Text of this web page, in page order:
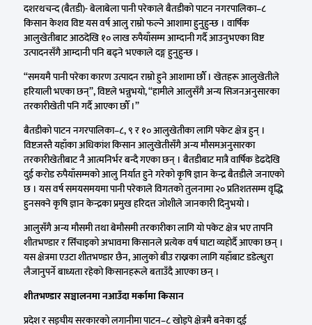
दशरथचन्द (बैतडी)- बेलाबेला पानी परेकाले बैतडीको पाटन नगरपालिका–८
किसान केशव विष्ट यस वर्ष आलु राम्रो फल्ने आशामा हुनुहुन्छ । वार्षिक
आलुखेतीबाट आठदेखि १० लाख रुपैयाँसम्म आम्दानी गर्दै आउनुभएका विष्ट
उत्पादनसँगै आम्दानी पनि बढ्ने भएकाले दङ्ग हुनुहुन्छ ।
“समयमै पानी परेका कारण उत्पादन राम्रो हुने आशामा छौँ । खेतहरू आलुखेतीले
हरियाली भएका छन्”, विष्टले भन्नुभयो, “हामीले आलुसँगै अन्य सिजनअनुसारका
तरकारीखेती पनि गर्दै आएका छौँ ।”
बैतडीको पाटन नगरपालिका–८, ९ र १० आलुखेतीका लागि पकेट क्षेत्र हुन् ।
विष्टजस्तै यहाँका अधिकांश किसान आलुखेतीसँगै अन्य मौसमअनुसारका
तरकारीखेतीबाट नै आत्मनिर्भर बन्दै गएका छन् । बैतडीबाट मात्रै वार्षिक डेढदेखि
दुई करोड रुपैयाँसम्मको आलु निर्यात हुने गरेको कृषि ज्ञान केन्द्र बैतडीले जनाएको
छ । यस वर्ष समयसमयमा पानी परेकाले विगतको तुलनामा २० प्रतिशतसम्म वृद्धि
हुनसक्ने कृषि ज्ञान केन्द्रका प्रमुख हरिदत्त जोशीले जानकारी दिनुभयो ।
आलुसँगै अन्य मौसमी तथा बेमौसमी तरकारीका लागि यो पकेट क्षेत्र भए तापनि
शीतभण्डार र सिँचाइको अभावमा किसानले प्रत्येक वर्ष घाटा व्यहोर्दै आएका छन् ।
यस क्षेत्रमा एउटा शीतभण्डार छैन, आलुको बीउ राख्नका लागि यहाँबाट डडेल्धुरा
लैजानुपर्ने बाध्यता रहेको किसानहरूले बताउँदै आएका छन् ।
शीतभण्डार सञ्चालनमा नआउँदा मर्कामा किसान
प्रदेश र सङ्घीय सरकारको लगानीमा पाटन–८ खोड्पे क्षेत्रमै बनेका दुई